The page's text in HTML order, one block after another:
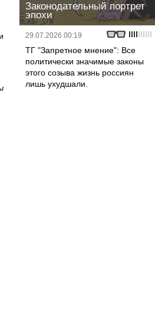
Законодательный портрет
эпохи
29.07.2026 00:19
ТГ "Запретное мнение": Все
политически значимые законы
этого созыва жизнь россиян
лишь ухудшали.